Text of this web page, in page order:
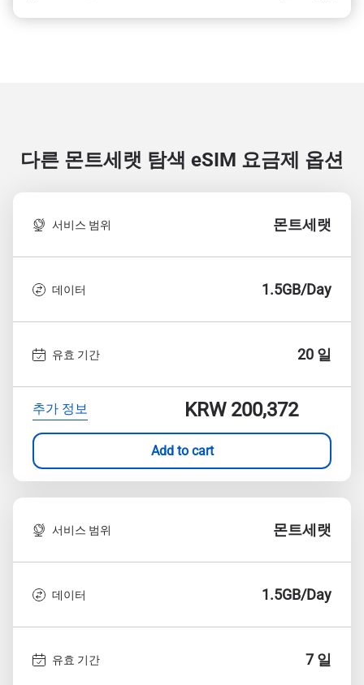
다른 몬트세랫 탐색 eSIM 요금제 옵션
서비스 범위 몬트세랫
데이터 1.5GB/Day
유효 기간 20 일
추가 정보 KRW 200,372
Add to cart
서비스 범위 몬트세랫
데이터 1.5GB/Day
유효 기간 7 일